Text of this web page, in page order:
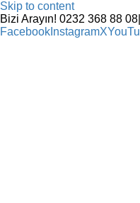
Skip to content
Bizi Arayın! 0232 368 88 08
Facebook InstagramX